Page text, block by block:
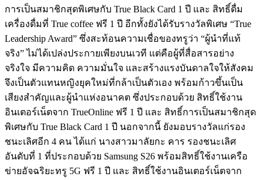
การเป็นสมาชิกสุดพิเศษกับ True Black Card 1 ปี และ สิทธิ์ดื่ม
เครื่องดื่มที่ True coffee ฟรี 1 ปี อีกทั้งยังได้รับรางวัลพิเศษ “True
Leadership Award” ซึ่งสะท้อนความเชื่อของทรูว่า “ผู้นำที่แท้
จริง” ไม่ได้เปล่งประกายเพียงบนเวที แต่คือผู้ที่สื่อสารอย่าง
จริงใจ มีความคิด ความมั่นใจ และสร้างแรงบันดาลใจให้สังคม
จึงเป็นตัวแทนหญิงยุคใหม่ที่กล้าเป็นตัวเอง พร้อมก้าวขึ้นเป็น
เสียงสำคัญและผู้นำแห่งอนาคต ซึ่งประกอบด้วย สิทธิ์ใช้งาน
อินเตอร์เน็ตจาก TrueOnline ฟรี 1 ปี และ สิทธิ์การเป็นสมาชิกสุด
พิเศษกับ True Black Card 1 ปี นอกจากนี้ ยังมอบรางวัลแก่รอง
ชนะเลิศอีก 4 คน ได้แก่ นางสาวมาลัยกะ คาร รองชนะเลิศ
อันดับที่ 1 ที่ประกอบด้วย Samsung S26 พร้อมสิทธิ์ใช้งานเครือ
ข่ายอัจฉริยะทรู 5G ฟรี 1 ปี และ สิทธิ์ใช้งานอินเตอร์เน็ตจาก